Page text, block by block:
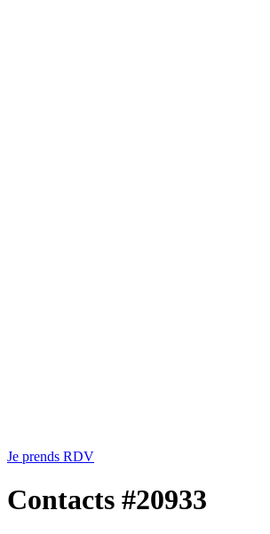
Je prends RDV
Contacts #20933